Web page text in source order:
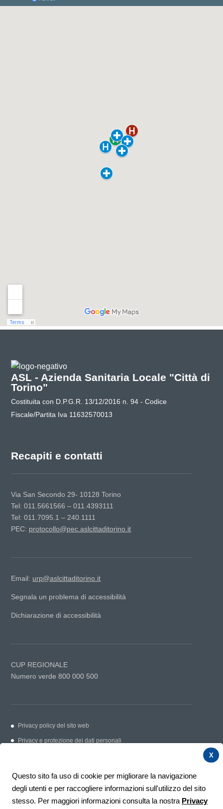
ASL - Azienda Sanitaria Locale "Città di
Torino"
Costituita con D.P.G.R. 13/12/2016 n. 94 - Codice
Fiscale/Partita Iva 11632570013
Recapiti e contatti
Via San Secondo 29- 10128 Torino
Tel: 011.5661566 – 011.4393111
Tel: 011.7095.1 – 240.1111
PEC: protocollo@pec.aslcittaditorino.it
Email: urp@aslcittaditorino.it
Segnala un problema di accessibilità
Dichiarazione di accessibilità
CUP REGIONALE
Numero verde 800 000 500
Privacy policy del sito web
Privacy e protezione dei dati personali
Contatti
Segnalazioni e suggerimenti
X
Questo sito fa uso di cookie per migliorare la navigazione
degli utenti e per raccogliere informazioni sull'utilizzo del sito
stesso. Per maggiori informazioni consulta la nostra Privacy